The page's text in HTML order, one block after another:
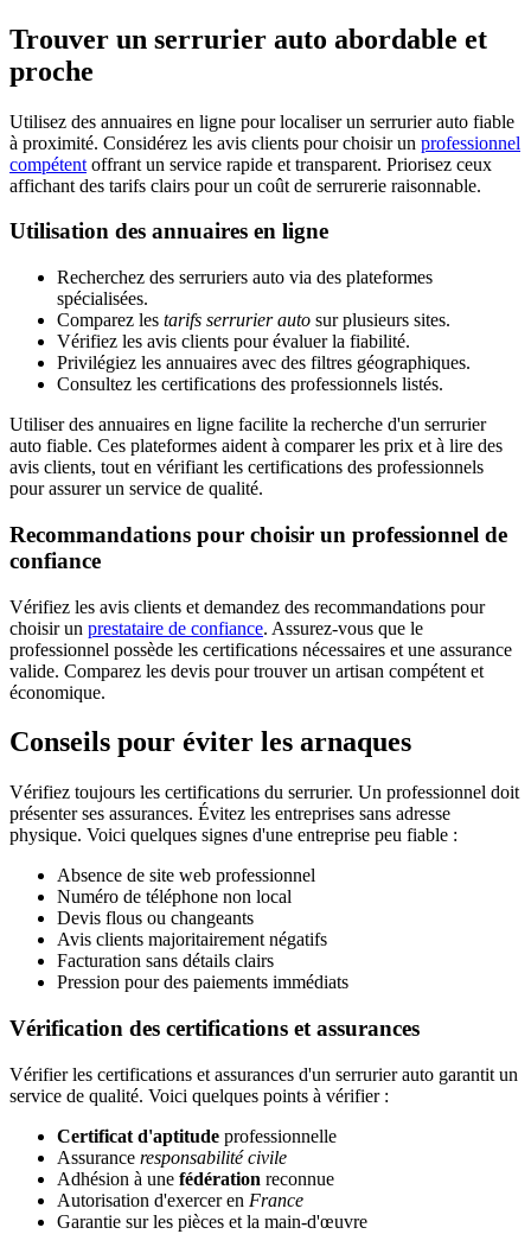
Trouver un serrurier auto abordable et
proche
Utilisez des annuaires en ligne pour localiser un serrurier auto fiable
à proximité. Considérez les avis clients pour choisir un professionnel
compétent offrant un service rapide et transparent. Priorisez ceux
affichant des tarifs clairs pour un coût de serrurerie raisonnable.
Utilisation des annuaires en ligne
Recherchez des serruriers auto via des plateformes
spécialisées.
Comparez les tarifs serrurier auto sur plusieurs sites.
Vérifiez les avis clients pour évaluer la fiabilité.
Privilégiez les annuaires avec des filtres géographiques.
Consultez les certifications des professionnels listés.
Utiliser des annuaires en ligne facilite la recherche d'un serrurier
auto fiable. Ces plateformes aident à comparer les prix et à lire des
avis clients, tout en vérifiant les certifications des professionnels
pour assurer un service de qualité.
Recommandations pour choisir un professionnel de
confiance
Vérifiez les avis clients et demandez des recommandations pour
choisir un prestataire de confiance. Assurez-vous que le
professionnel possède les certifications nécessaires et une assurance
valide. Comparez les devis pour trouver un artisan compétent et
économique.
Conseils pour éviter les arnaques
Vérifiez toujours les certifications du serrurier. Un professionnel doit
présenter ses assurances. Évitez les entreprises sans adresse
physique. Voici quelques signes d'une entreprise peu fiable :
Absence de site web professionnel
Numéro de téléphone non local
Devis flous ou changeants
Avis clients majoritairement négatifs
Facturation sans détails clairs
Pression pour des paiements immédiats
Vérification des certifications et assurances
Vérifier les certifications et assurances d'un serrurier auto garantit un
service de qualité. Voici quelques points à vérifier :
Certificat d'aptitude professionnelle
Assurance responsabilité civile
Adhésion à une fédération reconnue
Autorisation d'exercer en France
Garantie sur les pièces et la main-d'œuvre